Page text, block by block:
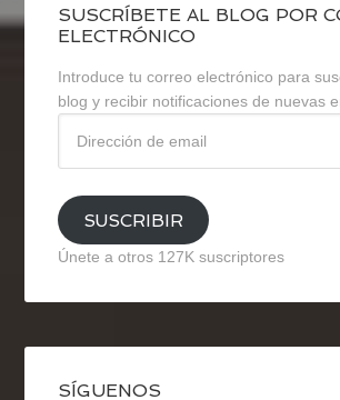
SUSCRÍBETE AL BLOG POR
ELECTRÓNICO
Introduce tu correo electrónico para
blog y recibir notificaciones de nuevas
email
SUSCRIBIR
Únete a otros 127K suscriptores
SÍGUENOS